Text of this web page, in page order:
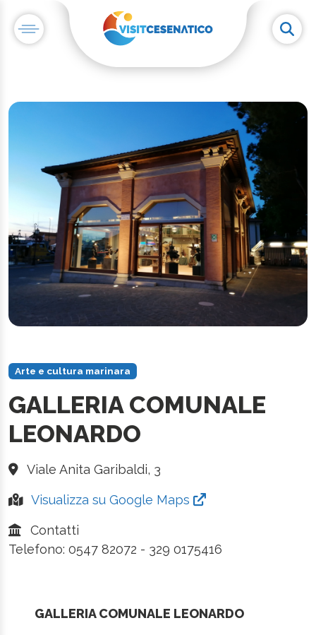
Arte e cultura marinara
GALLERIA COMUNALE
LEONARDO
Viale Anita Garibaldi, 3
Visualizza su Google Maps
Contatti
Telefono: 0547 82072 - 329 0175416
GALLERIA COMUNALE LEONARDO